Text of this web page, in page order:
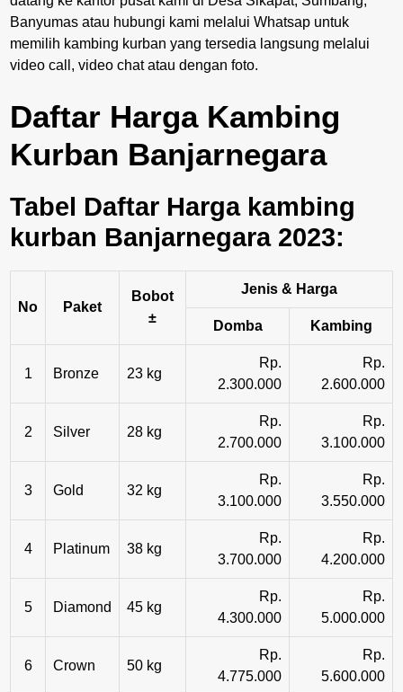
Banyumas atau hubungi kami melalui Whatsap untuk
memilih kambing kurban yang tersedia langsung melalui
video call, video chat atau dengan foto.
Daftar Harga Kambing
Kurban Banjarnegara
Tabel Daftar Harga kambing
kurban Banjarnegara 2023:
No Paket
Bobot
±
Jenis & Harga
Domba Kambing
1 Bronze 23 kg
Rp.
2.300.000
Rp.
2.600.000
2 Silver 28 kg
Rp.
2.700.000
Rp.
3.100.000
3 Gold 32 kg
Rp.
3.100.000
Rp.
3.550.000
4 Platinum 38 kg
Rp.
3.700.000
Rp.
4.200.000
5 Diamond 45 kg
Rp.
4.300.000
Rp.
5.000.000
6 Crown 50 kg
Rp.
4.775.000
Rp.
5.600.000